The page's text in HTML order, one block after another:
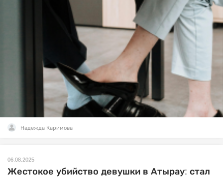
Надежда Каримова
06.08.2025
Жестокое убийство девушки в Атырау: стал